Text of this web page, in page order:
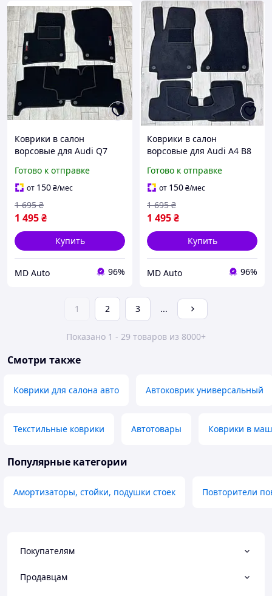
Коврики в салон
ворсовые для Audi Q7
ковркии
Готово к отправке
от 150₴/мес
1 495₴
1 695 ₴
Купить
MD Auto 96%
Коврики в салон
ворсовые для Audi A4 В8
коврики
Готово к отправке
от 150₴/мес
1 495₴
1 695 ₴
Купить
MD Auto 96%
1 2 3 ...
Показано 1 - 29 товаров из 8000+
Смотри также
Коврики для салона авто Автоковрик универсальный
Текстильные коврики Автотовары Коврики в
Популярные категории
Амортизаторы, стойки, подушки стоек Повторители
Покупателям
Продавцам